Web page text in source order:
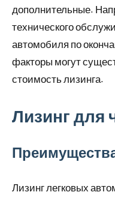
дополнительные.
технического
автомобиля по
факторы могут
стоимость лизинга.
Лизинг для
Лизинг легковых